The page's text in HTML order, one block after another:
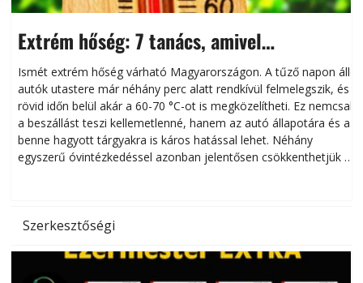
Extrém hőség: 7 tanács, amivel
megóvhatjuk autónkat a nyári károktól
Ismét extrém hőség várható Magyarországon. A tűző napon álló
autók utastere már néhány perc alatt rendkívül felmelegszik, és
rövid időn belül akár a 60-70 °C-ot is megközelítheti. Ez nemcsak
a beszállást teszi kellemetlenné, hanem az autó állapotára és a
benne hagyott tárgyakra is káros hatással lehet. Néhány
egyszerű óvintézkedéssel azonban jelentősen csökkenthetjük a
Szerkesztőségi